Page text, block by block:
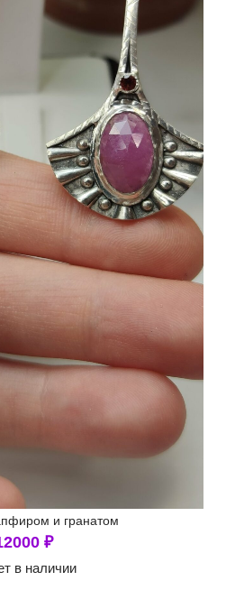
и гранатом
₽
в наличии